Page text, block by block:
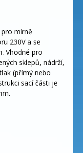
pro mírně
230V a se
Vhodné pro
sklepů, nádrží,
(přímý nebo
sací části je